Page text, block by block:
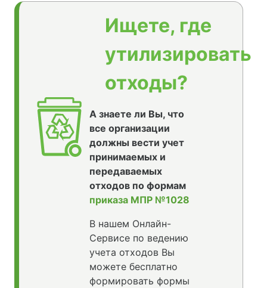
Ищете, где
утилизировать
отходы?
А знаете ли Вы, что
все организации
должны вести учет
принимаемых и
передаваемых
отходов по формам
приказа МПР №1028
В нашем Онлайн-
Сервисе по ведению
учета отходов Вы
можете бесплатно
формировать формы